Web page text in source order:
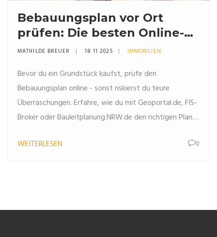
Bebauungsplan vor Ort
prüfen: Die besten Online-
Tools für Immobilienkäufer
MATHILDE BREUER 18 11 2025 IMMOBILIEN
Bevor du ein Grundstück kaufst, prüfe den
Bebauungsplan online - sonst riskierst du teure
Überraschungen. Erfahre, wie du mit Geoportal.de, FIS-
Broker oder Bauleitplanung.NRW.de den richtigen Plan
WEITERLESEN
0